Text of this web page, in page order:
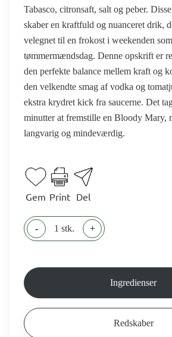
Tabasco, citronsaft, salt og peber.
skaber en kraftfuld og nuanceret drik,
velegnet til en frokost i weekenden
tømmermændsdag. Denne opskrift er
den perfekte balance mellem kraft og
den velkendte smag af vodka og
ekstra krydret kick fra saucerne. Det
minutter at fremstille en Bloody Mary,
langvarig og mindeværdig.
Gem Print Del
- 1 stk. +
Ingredienser
Redskaber